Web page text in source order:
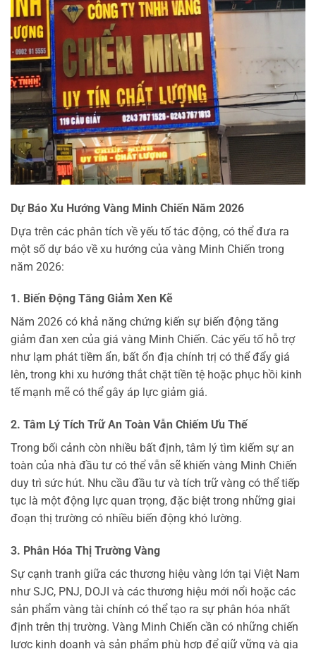
Dự Báo Xu Hướng Vàng Minh Chiến Năm 2026
Dựa trên các phân tích về yếu tố tác động, có thể đưa ra
một số dự báo về xu hướng của vàng Minh Chiến trong
năm 2026:
1. Biến Động Tăng Giảm Xen Kẽ
Năm 2026 có khả năng chứng kiến sự biến động tăng
giảm đan xen của giá vàng Minh Chiến. Các yếu tố hỗ trợ
như lạm phát tiềm ẩn, bất ổn địa chính trị có thể đẩy giá
lên, trong khi xu hướng thắt chặt tiền tệ hoặc phục hồi kinh
tế mạnh mẽ có thể gây áp lực giảm giá.
2. Tâm Lý Tích Trữ An Toàn Vẫn Chiếm Ưu Thế
Trong bối cảnh còn nhiều bất định, tâm lý tìm kiếm sự an
toàn của nhà đầu tư có thể vẫn sẽ khiến vàng Minh Chiến
duy trì sức hút. Nhu cầu đầu tư và tích trữ vàng có thể tiếp
tục là một động lực quan trọng, đặc biệt trong những giai
đoạn thị trường có nhiều biến động khó lường.
3. Phân Hóa Thị Trường Vàng
Sự cạnh tranh giữa các thương hiệu vàng lớn tại Việt Nam
như SJC, PNJ, DOJI và các thương hiệu mới nổi hoặc các
sản phẩm vàng tài chính có thể tạo ra sự phân hóa nhất
định trên thị trường. Vàng Minh Chiến cần có những chiến
lược kinh doanh và sản phẩm phù hợp để giữ vững và gia